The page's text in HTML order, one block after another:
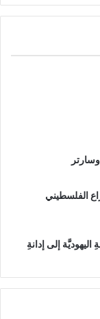
الفلسطيني
إلى إدانةِ